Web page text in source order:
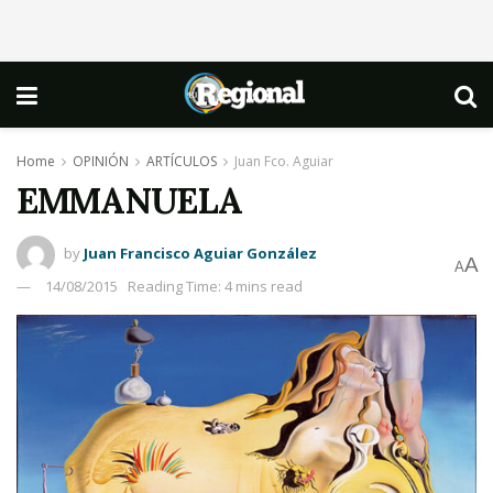
Home OPINIÓN ARTÍCULOS Juan Fco. Aguiar
EMMANUELA
by Juan Francisco Aguiar González
14/08/2015
Reading Time: 4 mins read
AA